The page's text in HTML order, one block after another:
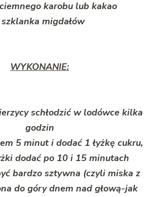
karobu lub kakao
szklanka migdałów
WYKONANIE:
schłodzić w lodówce kilka
godzin
5 minut i dodać 1 łyżkę cukru,
dodać po 10 i 15 minutach
bardzo sztywna (czyli miska z
do góry dnem nad głową-jak